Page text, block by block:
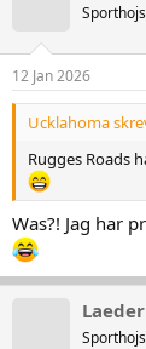
n
e
r
12 Jan 2026
Ucklahoma
Rugges Roads
Was?! Jag har